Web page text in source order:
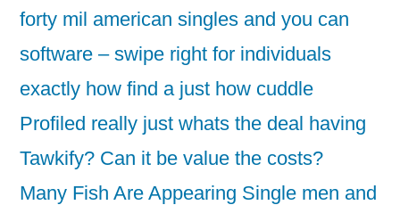
forty mil american singles and you can
software – swipe right for individuals
exactly how find a just how cuddle
Profiled really just whats the deal having
Tawkify? Can it be value the costs?
Many Fish Are Appearing Single men and